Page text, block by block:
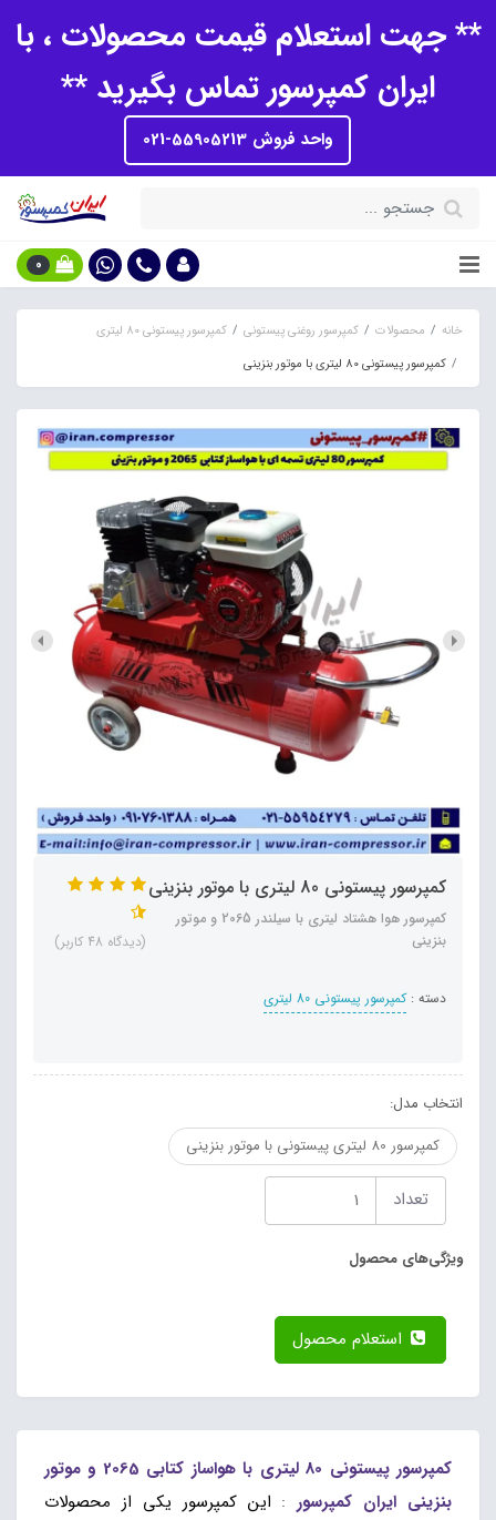
** جهت استعلام قیمت محصولات ، با
ایران کمپرسور تماس بگیرید **
واحد فروش 55905213-021
0
خانه محصولات کمپرسور روغنی پیستونی
کمپرسور پیستونی 80 لیتری
کمپرسور پیستونی 80 لیتری با موتور بنزینی
کمپرسور پیستونی 80 لیتری با موتور بنزینی
کمپرسور هوا هشتاد لیتری با سیلندر 2065 و موتور
بنزینی
دسته :کمپرسور پیستونی 80 لیتری
(دیدگاه 48 کاربر)
انتخاب مدل:
کمپرسور 80 لیتری پیستونی با موتور بنزینی
تعداد
ویژگی‌های محصول
کمپرسور پیستونی 80 لیتری با هواساز کتابی 2065 و موتور
بنزینی ایران کمپرسور : این کمپرسور یکی از محصولات